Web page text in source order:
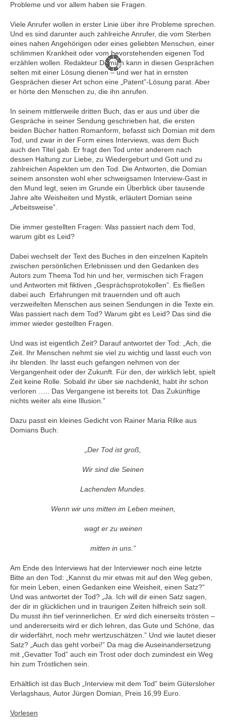
Probleme und vor allem haben sie Fragen.
Viele Anrufer wollen in erster Linie über ihre Probleme sprechen.
Und es sind darunter auch zahlreiche Anrufer, die vom Sterben
eines nahen Angehörigen oder eines geliebten Menschen, einer
schlimmen Krankheit oder vom bevorstehenden eigenen Tod
erzählen wollen. Redakteur Domian kann in diesen Gesprächen
selten mit einer Lösung dienen – und wer hat in ernsten
Gesprächen dieser Art schon eine „Patent”-Lösung parat. Aber
er hörte den Menschen zu, die ihn anrufen.
In seinem mittlerweile dritten Buch, das er aus und über die
Gespräche in seiner Sendung geschrieben hat, die ersten
beiden Bücher hatten Romanform, befasst sich Domian mit dem
Tod, und zwar in der Form eines Interviews, was dem Buch
auch den Titel gab. Er fragt den Tod unter anderem nach
dessen Haltung zur Liebe, zu Wiedergeburt und Gott und zu
zahlreichen Aspekten um den Tod. Die Antworten, die Domian
seinem ansonsten wohl eher schweigsamen Interview-Gast in
den Mund legt, seien im Grunde ein Überblick über tausende
Jahre alte Weisheiten und Mystik, erläutert Domian seine
„Arbeitsweise”.
Die immer gestellten Fragen: Was passiert nach dem Tod,
warum gibt es Leid?
Dabei wechselt der Text des Buches in den einzelnen Kapiteln
zwischen persönlichen Erlebnissen und den Gedanken des
Autors zum Thema Tod hin und her, vermischen sich Fragen
und Antworten mit fiktiven „Gesprächsprotokollen”. Es fließen
dabei auch Erfahrungen mit trauernden und oft auch
verzweifelten Menschen aus seinen Sendungen in die Texte ein.
Was passiert nach dem Tod? Warum gibt es Leid? Das sind die
immer wieder gestellten Fragen.
Und was ist eigentlich Zeit? Darauf antwortet der Tod: „Ach, die
Zeit. Ihr Menschen nehmt sie viel zu wichtig und lasst euch von
ihr blenden. Ihr lasst euch gefangen nehmen von der
Vergangenheit oder der Zukunft. Für den, der wirklich lebt, spielt
Zeit keine Rolle. Sobald ihr über sie nachdenkt, habt ihr schon
verloren ….. Das Vergangene ist bereits tot. Das Zukünftige
nichts weiter als eine Illusion.”
Dazu passt ein kleines Gedicht von Rainer Maria Rilke aus
Domians Buch:
„Der Tod ist groß,
Wir sind die Seinen
Lachenden Mundes.
Wenn wir uns mitten im Leben meinen,
wagt er zu weinen
mitten in uns.”
Am Ende des Interviews hat der Interviewer noch eine letzte
Bitte an den Tod: „Kannst du mir etwas mit auf den Weg geben,
für mein Leben, einen Gedanken eine Weisheit, einen Satz?”
Und was antwortet der Tod? „Ja. Ich will dir einen Satz sagen,
der dir in glücklichen und in traurigen Zeiten hilfreich sein soll.
Du musst ihn tief verinnerlichen. Er wird dich einerseits trösten –
und andererseits wird er dich lehren, das Gute und Schöne, das
dir widerfährt, noch mehr wertzuschätzen.” Und wie lautet dieser
Satz? „Auch das geht vorbei!” Da mag die Auseinandersetzung
mit „Gevatter Tod” auch ein Trost oder doch zumindest ein Weg
hin zum Tröstlichen sein.
Erhältlich ist das Buch „Interview mit dem Tod” beim Gütersloher
Verlagshaus, Autor Jürgen Domian, Preis 16,99 Euro.
Vorlesen